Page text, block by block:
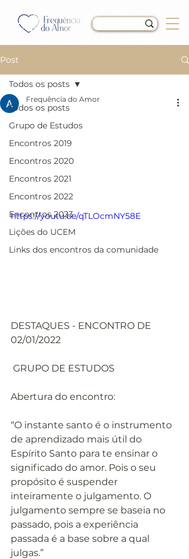
Post
Todos os posts
Grupo de Estudos
Encontros 2019
Encontros 2020
Encontros 2021
Encontros 2022
Encontros 2023
Lições do UCEM
Links dos encontros da comunidade
Todos os posts
Encontro do dia
02/01/2022 - "O instante
santo nos ensina o
significado do Amor"
Frequência do Amor
https://youtu.be/qTLOcmNY58E
DESTAQUES - ENCONTRO DE
02/01/2022
GRUPO DE ESTUDOS
Abertura do encontro:
“O instante santo é o instrumento
de aprendizado mais útil do
Espírito Santo para te ensinar o
significado do amor. Pois o seu
propósito é suspender
inteiramente o julgamento. O
julgamento sempre se baseia no
passado, pois a experiência
passada é a base sobre a qual
julgas.”